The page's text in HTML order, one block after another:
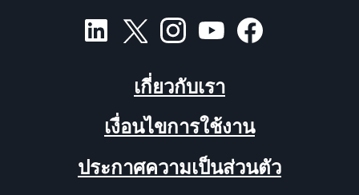
เกี่ยวกับเรา
เงื่อนไขการใช้งาน
ประกาศความเป็นส่วนตัว